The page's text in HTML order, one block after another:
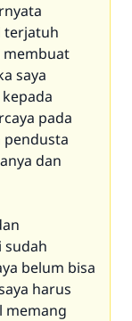
terjatuh
membuat
saya
pada
pendusta
dan
sudah
belum bisa
harus
memang